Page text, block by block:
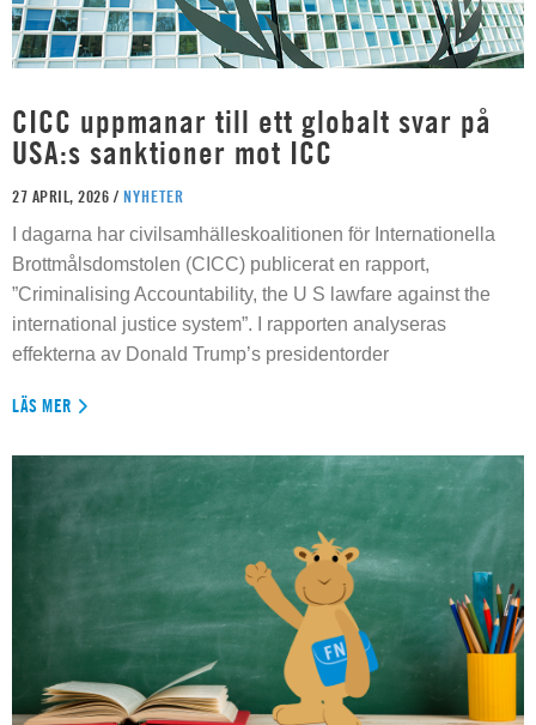
CICC uppmanar till ett globalt svar på
USA:s sanktioner mot ICC
27 APRIL, 2026 / NYHETER
I dagarna har civilsamhälleskoalitionen för Internationella
Brottmålsdomstolen (CICC) publicerat en rapport,
”Criminalising Accountability, the U S lawfare against the
international justice system”. I rapporten analyseras
effekterna av Donald Trump’s presidentorder
LÄS MER